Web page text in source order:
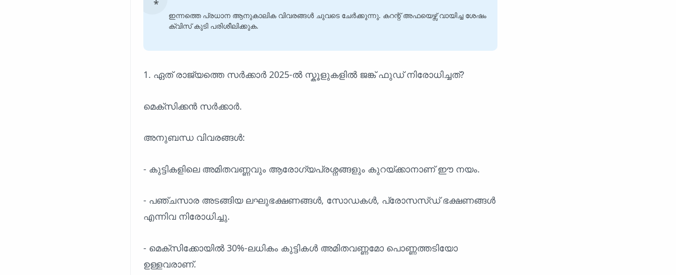
ഇന്നത്തെ പ്രധാന ആനുകാലിക വിവരങ്ങൾ ചുവടെ ചേർക്കുന്നു. കറന്റ് അഫയെഴ്സ് വായിച്ച ശേഷം
ക്വിസ് കുടി പരിശീലിക്കുക.
1. ഏത് രാജ്യത്തെ സർക്കാർ 2025-ൽ സ്കൂളുകളിൽ ജങ്ക് ഫുഡ് നിരോധിച്ചത്?
മെക്സിക്കൻ സർക്കാർ.
അനുബന്ധ വിവരങ്ങൾ:
- കുട്ടികളിലെ അമിതവണ്ണവും ആരോഗ്യപ്രശ്നങ്ങളും കുറയ്ക്കാനാണ് ഈ നയം.
- പഞ്ചസാര അടങ്ങിയ ലഘുഭക്ഷണങ്ങൾ, സോഡകൾ, പ്രോസസ്ഡ് ഭക്ഷണങ്ങൾ
എന്നിവ നിരോധിച്ചു.
- മെക്സിക്കോയിൽ 30%-ലധികം കുട്ടികൾ അമിതവണ്ണമോ പൊണ്ണത്തടിയോ
ഉള്ളവരാണ്.